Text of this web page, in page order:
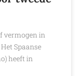
vermogen in
Spaanse
heeft in